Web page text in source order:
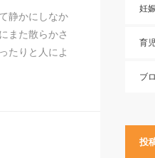
静かにしなか
また散らかさ
たりと人によ
妊
育
ブ
投